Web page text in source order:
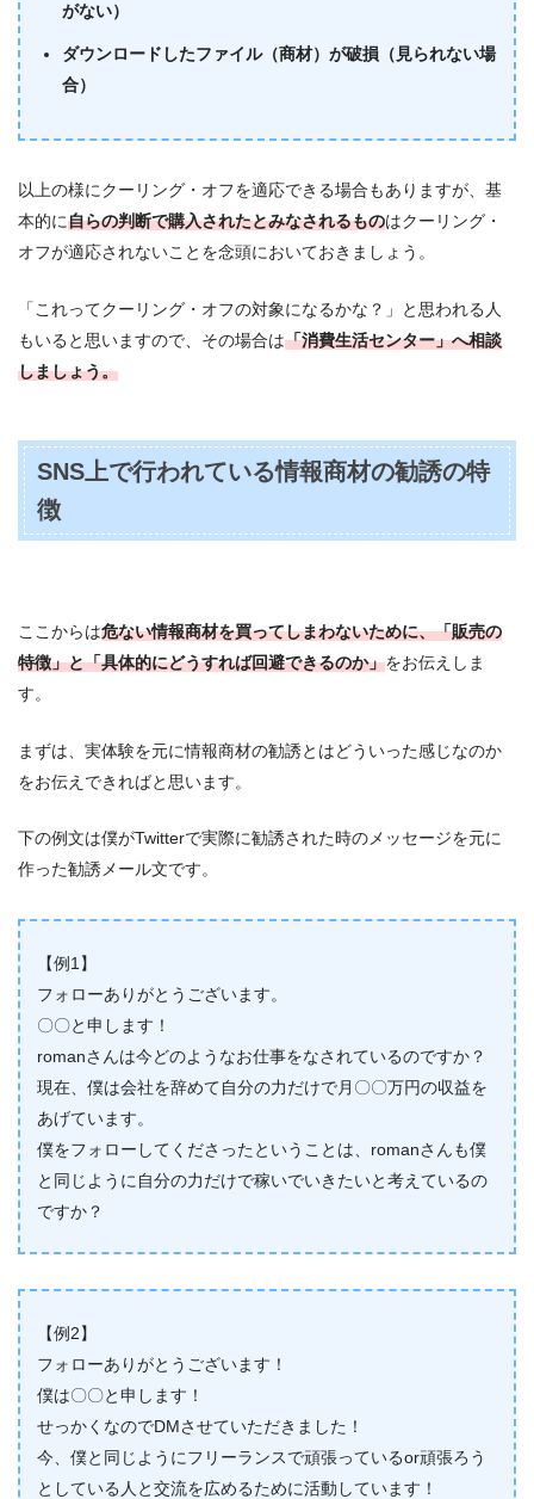
がない）
ダウンロードしたファイル（商材）が破損（見られない場
合）
以上の様にクーリング・オフを適応できる場合もありますが、基
本的に自らの判断で購入されたとみなされるものはクーリング・
オフが適応されないことを念頭においておきましょう。
「これってクーリング・オフの対象になるかな？」と思われる人
もいると思いますので、その場合は「消費生活センター」へ相談
しましょう。
SNS上で行われている情報商材の勧誘の特
徴
ここからは危ない情報商材を買ってしまわないために、「販売の
特徴」と「具体的にどうすれば回避できるのか」をお伝えしま
す。
まずは、実体験を元に情報商材の勧誘とはどういった感じなのか
をお伝えできればと思います。
下の例文は僕がTwitterで実際に勧誘された時のメッセージを元に
作った勧誘メール文です。
【例1】
フォローありがとうございます。
〇〇と申します！
romanさんは今どのようなお仕事をなされているのですか？
現在、僕は会社を辞めて自分の力だけで月〇〇万円の収益を
あげています。
僕をフォローしてくださったということは、romanさんも僕
と同じように自分の力だけで稼いでいきたいと考えているの
ですか？
【例2】
フォローありがとうございます！
僕は〇〇と申します！
せっかくなのでDMさせていただきました！
今、僕と同じようにフリーランスで頑張っているor頑張ろう
としている人と交流を広めるために活動しています！